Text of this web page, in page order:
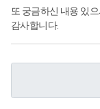
또 궁금하신 내용 있
감사합니다.